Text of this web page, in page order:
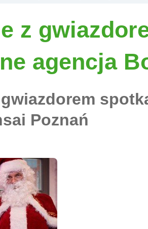
z
agencja
Poznań